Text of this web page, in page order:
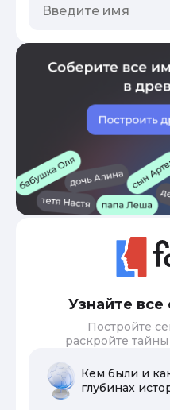
Узнайте все
Постройте
раскройте
Кем были и
глубинах